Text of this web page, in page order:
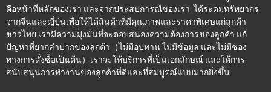
คือหน้าที่หลักของเรา และจากประสบการณ์ของเรา ได้ระดมทรัพยากร
จากจีนและญี่ปุ่นเพื่อให้ได้สินค้าที่มีคุณภาพและราคาพิเศษแก่ลูกค้า
ชาวไทย เรามีความมุ่งมั่นที่จะตอบสนองความต้องการของลูกค้า แก้
ปัญหาที่ยากลำบากของลูกค้า（ไม่มีอุปทาน ไม่มีข้อมูล และไม่มีช่อง
ทางการสั่งซื้อเป็นต้น）เราจะให้บริการที่เป็นเอกลักษณ์ และให้การ
สนับสนุนการทำงานของลูกค้าที่ดีและที่สมบูรณ์แบบมากยิ่งขึ้น